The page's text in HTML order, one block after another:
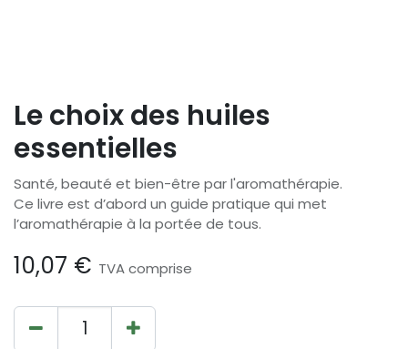
Le choix des huiles
essentielles
Santé, beauté et bien-être par l'aromathérapie.
Ce livre est d’abord un guide pratique qui met
l’aromathérapie à la portée de tous.
10,07 € TVA comprise